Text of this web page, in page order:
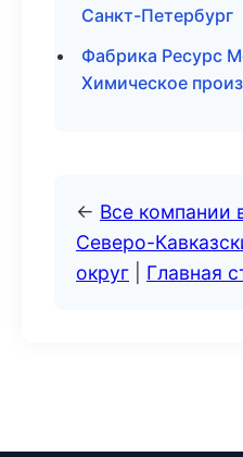
Санкт-Петербург
Фабрика Ресурс
Химическое
← Все компании
Северо-
округ
Главная